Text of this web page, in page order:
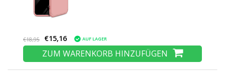
€18,95 €15,16 AUF LAGER
ZUM WARENKORB HINZUFÜGEN